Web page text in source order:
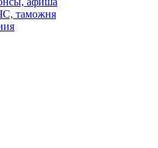
таможня